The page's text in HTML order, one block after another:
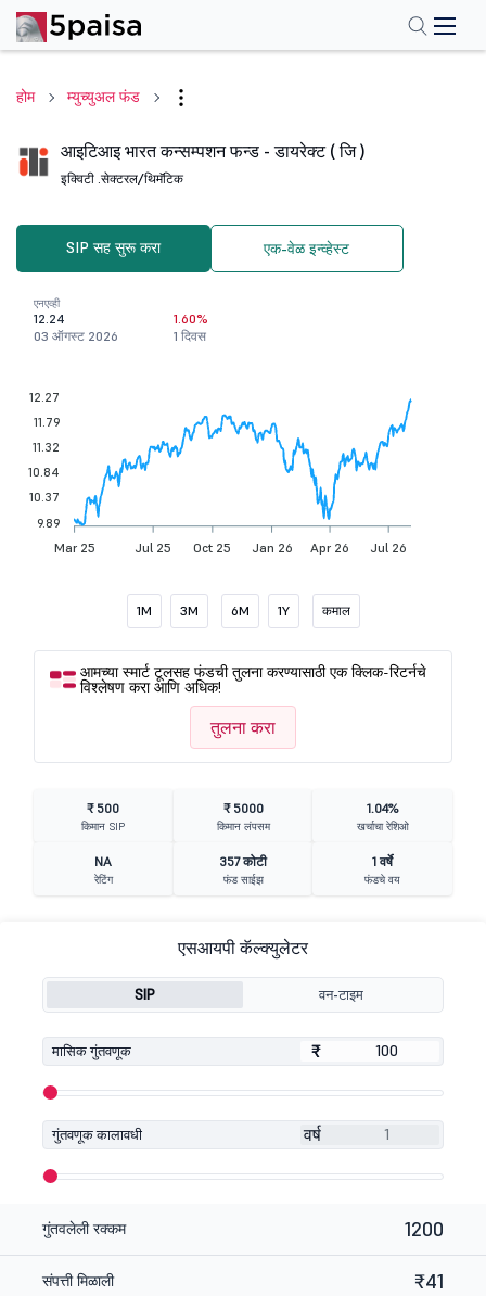
होम म्युच्युअल फंड
आइटिआइ भारत कन्सम्पशन फन्ड - डायरेक्ट ( जि )
इक्विटी .सेक्टरल/थिमॅटिक
SIP सह सुरू करा एक-वेळ इन्व्हेस्ट
एनएव्ही
12.24
03 ऑगस्ट 2026
1.60%
1 दिवस
Mar 25 Jul 25 Oct 25 Jan 26 Apr 26 Jul 26
12.27
11.79
11.32
10.84
10.37
9.89
1M 3M 6M 1Y कमाल
आमच्या स्मार्ट टूलसह फंडची तुलना करण्यासाठी एक क्लिक-रिटर्नचे
विश्लेषण करा आणि अधिक!
तुलना करा
₹ 500
किमान SIP
₹ 5000
किमान लंपसम
1.04%
खर्चाचा रेशिओ
NA
रेटिंग
357 कोटी
फंड साईझ
1 वर्षे
फंडचे वय
एसआयपी कॅल्क्युलेटर
SIP वन-टाइम
मासिक गुंतवणूक ₹
₹
गुंतवणूक कालावधी वर्ष
गुंतवलेली रक्कम 1200
संपत्ती मिळाली ₹41